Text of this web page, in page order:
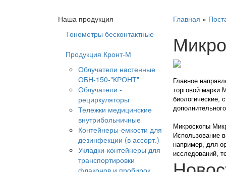
Наша продукция
Тонометры бесконтактные
Продукция Кронт-М
Облучатели настенные
ОБН-150-"КРОНТ"
Облучатели -
рециркуляторы
Тележки медицинские
внутрибольничные
Контейнеры-емкости для
дезинфекции (в ассорт.)
Укладки-контейнеры для
транспортировки
флаконов и пробирок
Главная »
Главное
торговой марки
биологические,
Микроскопы
Использование
например, для
исследований,